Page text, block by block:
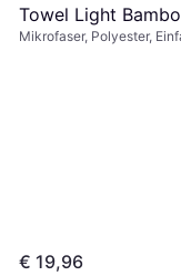
Towel Light
80 x 150 cm
Mikrofaser, Polyester,
€ 19,96